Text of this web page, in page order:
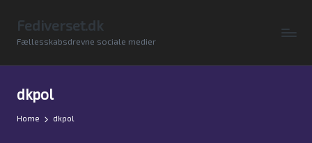
Fediverset.dk
Fællesskabsdrevne sociale medier
dkpol
Home dkpol